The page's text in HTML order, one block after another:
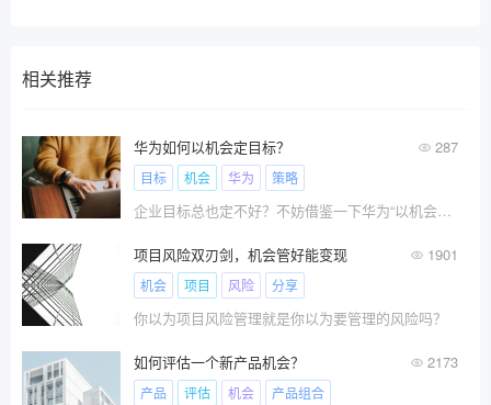
相关推荐
华为如何以机会定目标？ 287
目标 机会 华为 策略
企业目标总也定不好？不妨借鉴一下华为“以机会定目标”的逻辑
项目风险双刃剑，机会管好能变现 1901
机会 项目 风险 分享
你以为项目风险管理就是你以为要管理的风险吗？
如何评估一个新产品机会？ 2173
产品 评估 机会 产品组合